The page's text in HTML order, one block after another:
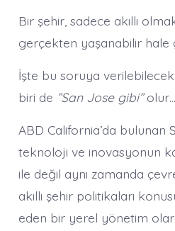
Bir şehir, sadece akıllı
gerçekten yaşanabilir hale
İşte bu soruya
biri de ”San Jose gibi”
ABD California’da bulunan
teknoloji ve inovasyonun
ile değil aynı zamanda
akıllı şehir politikaları
eden bir yerel yönetim